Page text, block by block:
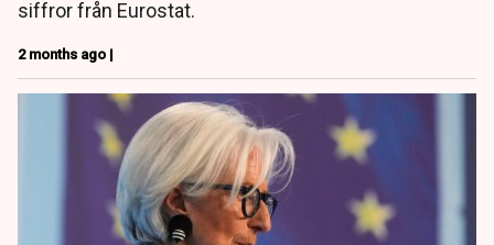
siffror från Eurostat.
2 months ago |